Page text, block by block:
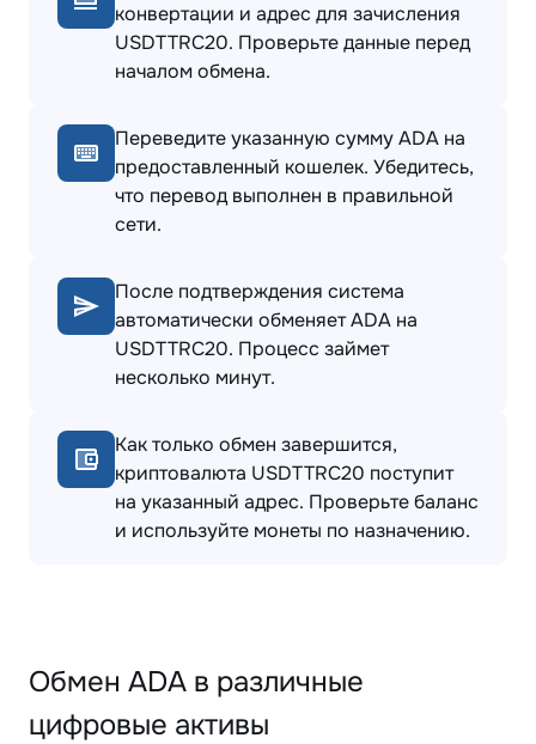
конвертации и адрес для зачисления
USDTTRC20. Проверьте данные перед
началом обмена.
Переведите указанную сумму ADA на
предоставленный кошелек. Убедитесь,
что перевод выполнен в правильной
сети.
После подтверждения система
автоматически обменяет ADA на
USDTTRC20. Процесс займет
несколько минут.
Как только обмен завершится,
криптовалюта USDTTRC20 поступит
на указанный адрес. Проверьте баланс
и используйте монеты по назначению.
Обмен ADA в различные
цифровые активы